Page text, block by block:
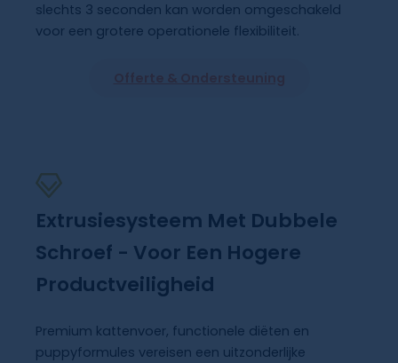
slechts 3 seconden kan worden omgeschakeld
voor een grotere operationele flexibiliteit.
Offerte & Ondersteuning
Extrusiesysteem Met Dubbele
Schroef - Voor Een Hogere
Productveiligheid
Premium kattenvoer, functionele diëten en
puppyformules vereisen een uitzonderlijke